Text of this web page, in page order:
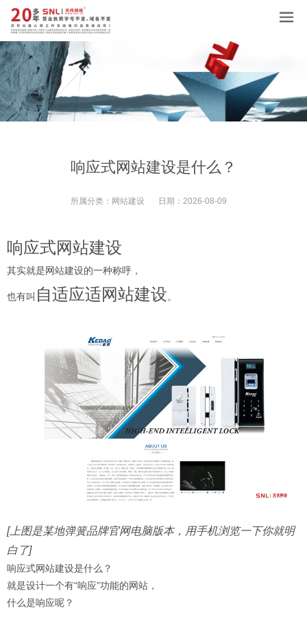
响应式网站建设是什么？
所属分类： 网站建设 日期： 2026-08-09
响应式网站建设
其实就是网站建设的一种称呼，
也有叫 自适应适网站建设。
[上图是某地弹簧品牌官网电脑版本，用手机浏览一下你就明
白了]
响应式网站建设是什么？
就是设计一个有“响应”功能的网站，
什么是响应呢？